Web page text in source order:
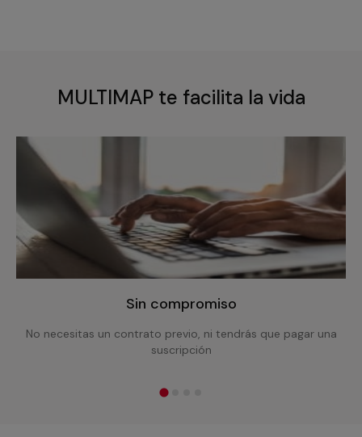
MULTIMAP te facilita la vida
Sin compromiso
No necesitas un contrato previo, ni tendrás que pagar una
suscripción